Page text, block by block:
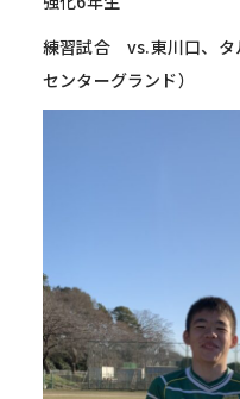
練習試合 vs.東川口、タ
センターグランド）